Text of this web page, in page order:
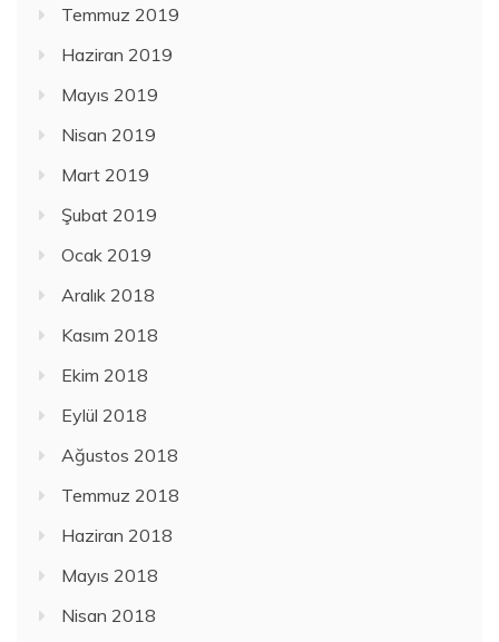
Temmuz 2019
Haziran 2019
Mayıs 2019
Nisan 2019
Mart 2019
Şubat 2019
Ocak 2019
Aralık 2018
Kasım 2018
Ekim 2018
Eylül 2018
Ağustos 2018
Temmuz 2018
Haziran 2018
Mayıs 2018
Nisan 2018